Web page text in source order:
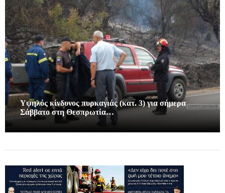
Υψηλός κίνδυνος πυρκαγιάς (κατ. 3) για σήμερα
Σάββατο στη Θεσπρωτία…